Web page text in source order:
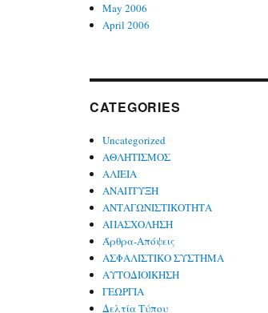
May 2006
April 2006
CATEGORIES
Uncategorized
ΑΘΛΗΤΙΣΜΟΣ
ΑΛΙΕΙΑ
ΑΝΑΠΤΥΞΗ
ΑΝΤΑΓΩΝΙΣΤΙΚΟΤΗΤΑ
ΑΠΑΣΧΟΛΗΣΗ
Άρθρα-Απόψεις
ΑΣΦΑΛΙΣΤΙΚΟ ΣΥΣΤΗΜΑ
ΑΥΤΟΔΙΟΙΚΗΣΗ
ΓΕΩΡΓΙΑ
Δελτία Τύπου